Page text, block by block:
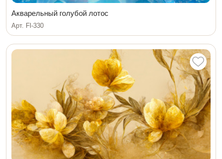
Акварельный голубой лотос
Арт. Fl-330